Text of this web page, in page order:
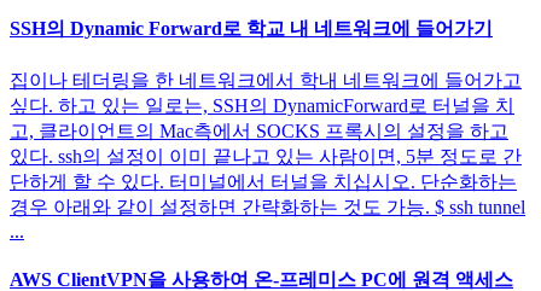
SSH의 Dynamic Forward로 학교 내 네트워크에 들어가기
집이나 테더링을 한 네트워크에서 학내 네트워크에 들어가고
싶다. 하고 있는 일로는, SSH의 DynamicForward로 터널을 치
고, 클라이언트의 Mac측에서 SOCKS 프록시의 설정을 하고
있다. ssh의 설정이 이미 끝나고 있는 사람이면, 5분 정도로 간
단하게 할 수 있다. 터미널에서 터널을 치십시오. 단순화하는
경우 아래와 같이 설정하면 간략화하는 것도 가능. $ ssh tunnel
...
AWS ClientVPN을 사용하여 온-프레미스 PC에 원격 액세스